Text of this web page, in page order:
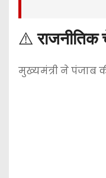
⚠️राजनीतिक
मुख्यमंत्री ने पंजाब